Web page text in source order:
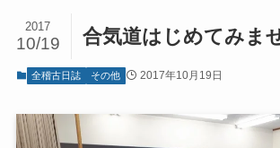
合気道はじめてみま
2017
10/19
全稽古日誌 その他 2017年10月19日